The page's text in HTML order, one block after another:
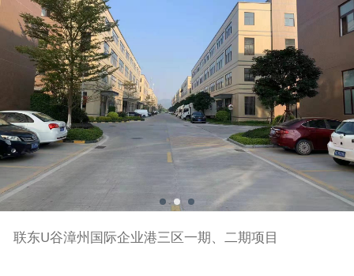
联东U谷漳州国际企业港三区一期、二期项目